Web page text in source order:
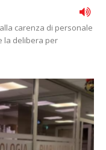
carenza di personale
la delibera per